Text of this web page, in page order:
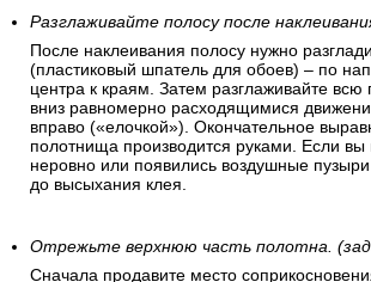
Разглаживайте полосу после
После наклеивания полосу нужно
(пластиковый шпатель для обоев) – по
центра к краям. Затем разглаживайте всю
вниз равномерно расходящимися
вправо («елочкой»). Окончательное
полотнища производится руками. Если вы
неровно или появились воздушные пузыри
до высыхания клея.
Отрежьте верхнюю часть полотна.
Сначала продавите место